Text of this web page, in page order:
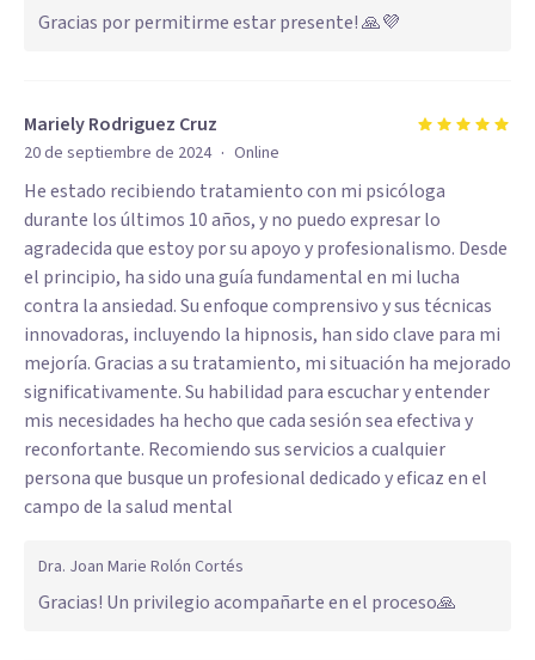
Gracias por permitirme estar presente! 🙏💜
Mariely Rodriguez Cruz
20 de septiembre de 2024 · Online
He estado recibiendo tratamiento con mi psicóloga
durante los últimos 10 años, y no puedo expresar lo
agradecida que estoy por su apoyo y profesionalismo. Desde
el principio, ha sido una guía fundamental en mi lucha
contra la ansiedad. Su enfoque comprensivo y sus técnicas
innovadoras, incluyendo la hipnosis, han sido clave para mi
mejoría. Gracias a su tratamiento, mi situación ha mejorado
significativamente. Su habilidad para escuchar y entender
mis necesidades ha hecho que cada sesión sea efectiva y
reconfortante. Recomiendo sus servicios a cualquier
persona que busque un profesional dedicado y eficaz en el
campo de la salud mental
Dra. Joan Marie Rolón Cortés
Gracias! Un privilegio acompañarte en el proceso🙏